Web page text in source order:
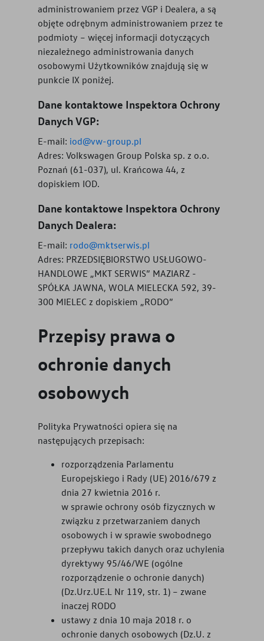
administrowaniem przez VGP i Dealera, a są
objęte odrębnym administrowaniem przez te
podmioty – więcej informacji dotyczących
niezależnego administrowania danych
osobowymi Użytkowników znajdują się w
punkcie IX poniżej.
Dane kontaktowe Inspektora Ochrony
Danych VGP:
E-mail: iod@vw-group.pl
Adres: Volkswagen Group Polska sp. z o.o.
Poznań (61-037), ul. Krańcowa 44, z
dopiskiem IOD.
Dane kontaktowe Inspektora Ochrony
Danych Dealera:
E-mail: rodo@mktserwis.pl
Adres: PRZEDSIĘBIORSTWO USŁUGOWO-
HANDLOWE „MKT SERWIS” MAZIARZ -
SPÓŁKA JAWNA, WOLA MIELECKA 592, 39-
300 MIELEC z dopiskiem „RODO”
Przepisy prawa o
ochronie danych
osobowych
Polityka Prywatności opiera się na
następujących przepisach:
rozporządzenia Parlamentu
Europejskiego i Rady (UE) 2016/679 z
dnia 27 kwietnia 2016 r.
w sprawie ochrony osób fizycznych w
związku z przetwarzaniem danych
osobowych i w sprawie swobodnego
przepływu takich danych oraz uchylenia
dyrektywy 95/46/WE (ogólne
rozporządzenie o ochronie danych)
(Dz.Urz.UE.L Nr 119, str. 1) – zwane
inaczej RODO
ustawy z dnia 10 maja 2018 r. o
ochronie danych osobowych (Dz.U. z